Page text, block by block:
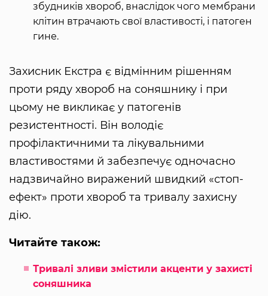
збудників хвороб, внаслідок чого мембрани
клітин втрачають свої властивості, і патоген
гине.
Захисник Екстра є відмінним рішенням
проти ряду хвороб на соняшнику і при
цьому не викликає у патогенів
резистентності. Він володіє
профілактичними та лікувальними
властивостями й забезпечує одночасно
надзвичайно виражений швидкий «стоп-
ефект» проти хвороб та тривалу захисну
дію.
Читайте також:
Тривалі зливи змістили акценти у захисті
соняшника